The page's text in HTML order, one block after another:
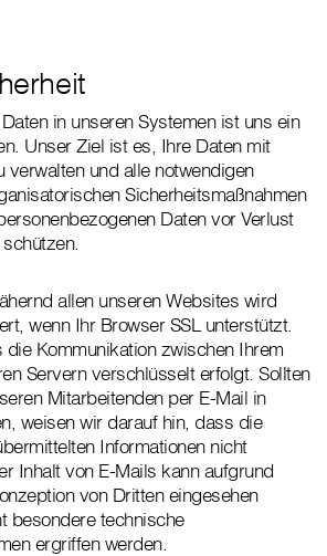
in unseren Systemen ist uns ein
Unser Ziel ist es, Ihre Daten mit
verwalten und alle notwendigen
Sicherheitsmaßnahmen
Daten vor Verlust
allen unseren Websites wird
wenn Ihr Browser SSL unterstützt.
Kommunikation zwischen Ihrem
Servern verschlüsselt erfolgt. Sollten
Mitarbeitenden per E-Mail in
weisen wir darauf hin, dass die
Informationen nicht
Inhalt von E-Mails kann aufgrund
von Dritten eingesehen
besondere technische
ergriffen werden.